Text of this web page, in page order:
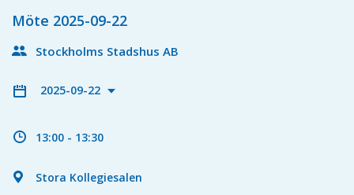
Möte 2025-09-22
Stockholms Stadshus AB
2025-09-22
13:00 - 13:30
Stora Kollegiesalen